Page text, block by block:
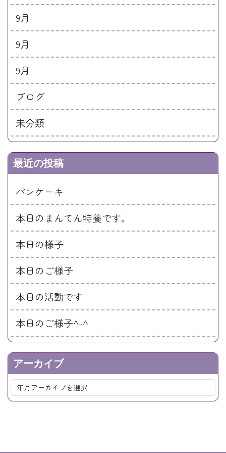
9月
9月
9月
ブログ
未分類
最近の投稿
パンケーキ
本日のまんてん特養です。
本日の様子
本日のご様子
本日の活動です
本日のご様子^-^
アーカイブ